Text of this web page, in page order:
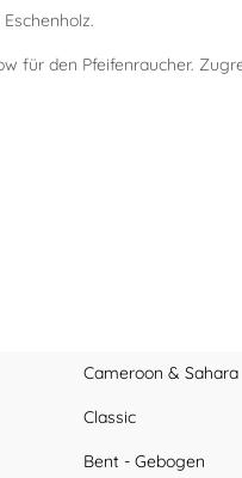
für den Pfeifenraucher.
Cameroon & Sahara
Classic
Bent - Gebogen